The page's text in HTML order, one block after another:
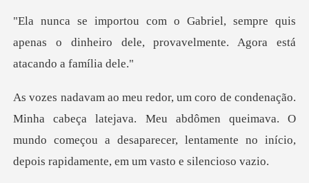
pre quis
apenas o dinheiro dele, provavel
latejava. Meu abdômen queimava. O
mundo começou a desaparecer, lent